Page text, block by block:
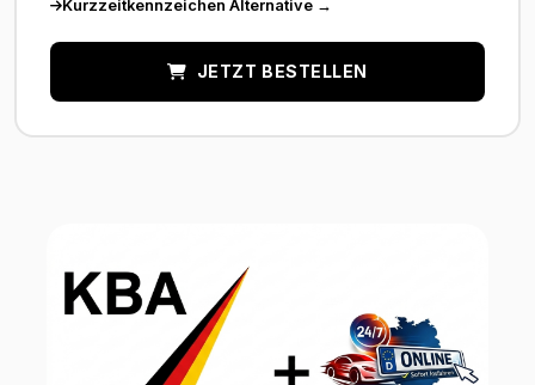
Kurzzeitkennzeichen Alternative →
JETZT BESTELLEN